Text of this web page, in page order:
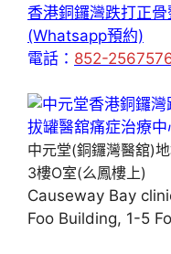
香港銅鑼灣跌打正
(Whatsapp預約)
電話： 852-
中元堂(銅鑼灣醫舘)
3樓O室(么鳳樓上)
Causeway Bay
Foo Building, 1-5